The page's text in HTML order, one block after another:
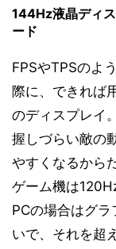
144Hz液晶ディ
ード
FPSやTPSのよ
際に、できれば
のディスプレイ
握しづらい敵の
やすくなるから
ゲーム機は
PCの場合はグ
いで、それを超